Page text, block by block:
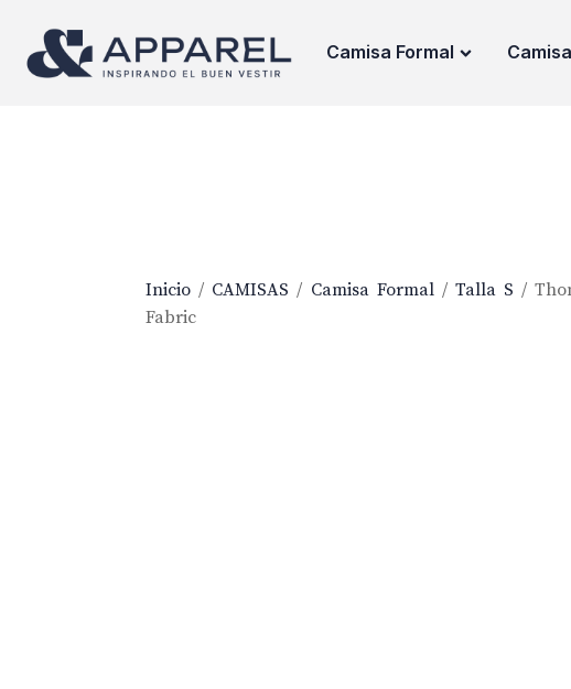
Camisa Formal
Inicio / CAMISAS / Camisa Formal/Talla S /
Fabric